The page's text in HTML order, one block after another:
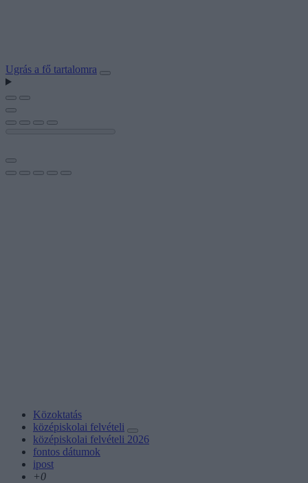
Ugrás a fő tartalomra
Közoktatás
középiskolai felvételi
középiskolai felvételi 2026
fontos dátumok
ipost
+0